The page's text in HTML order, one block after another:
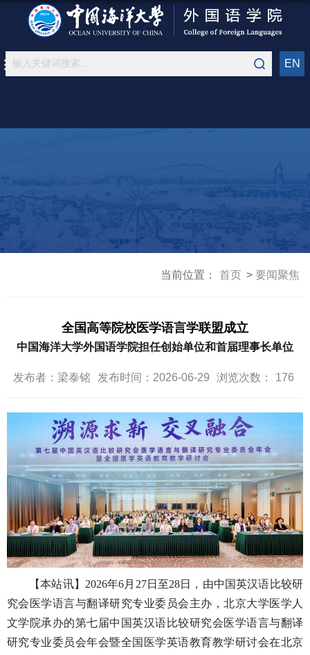
EN
当前位置： 首页 要闻聚焦
全国高等院校医学语言学联盟成立
中国海洋大学外国语学院担任创始单位和首届理事长单位
发布者：梁泰铭 发布时间：2026-06-29 浏览次数： 176
【本站讯】2026年6月27日至28日，由中国英汉语比较研
究会医学语言与翻译研究专业委员会主办，北京大学医学人
文学院承办的第七届中国英汉语比较研究会医学语言与翻译
研究专业委员会年会暨全国医学英语教育教学研讨会在北京